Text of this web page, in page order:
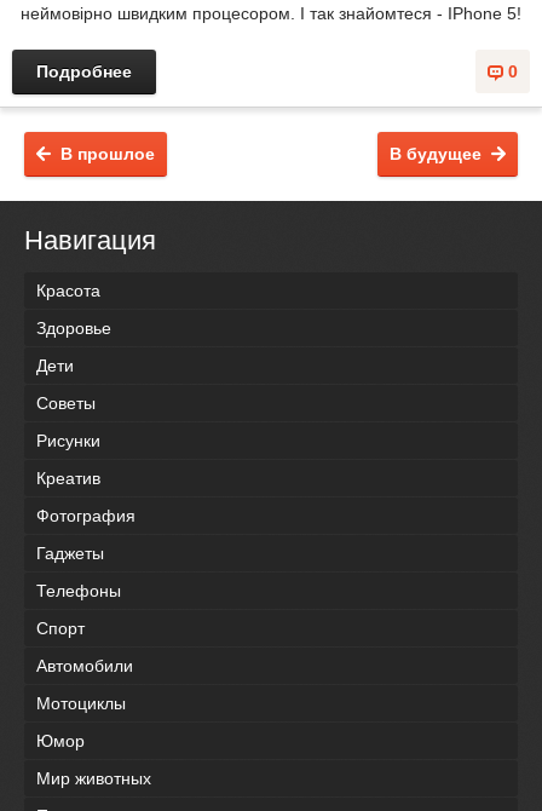
неймовірно швидким процесором. І так знайомтеся - IPhone 5!
0
Подробнее
В будущее
В прошлое
Навигация
Красота
Здоровье
Дети
Советы
Рисунки
Креатив
Фотография
Гаджеты
Телефоны
Спорт
Автомобили
Мотоциклы
Юмор
Мир животных